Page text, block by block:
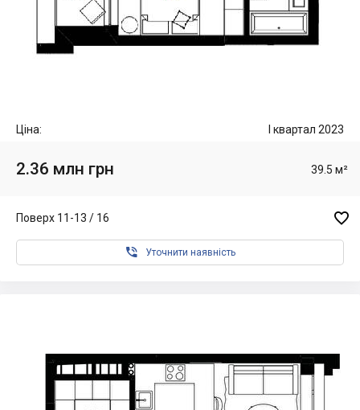
Ціна: I квартал 2023
2.36 млн грн 39.5 м²
Поверх 11-13 / 16 
 Уточнити наявність